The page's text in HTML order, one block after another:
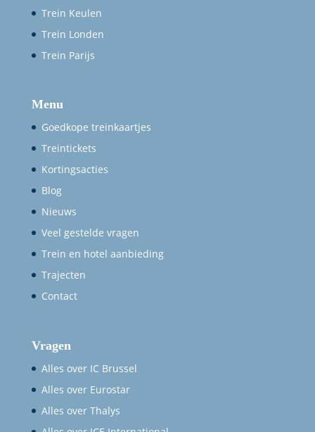
Trein Keulen
Trein Londen
Trein Parijs
Menu
Goedkope treinkaartjes
Treintickets
Kortingsacties
Blog
Nieuws
Veel gestelde vragen
Trein en hotel aanbieding
Trajecten
Contact
Vragen
Alles over IC Brussel
Alles over Eurostar
Alles over Thalys